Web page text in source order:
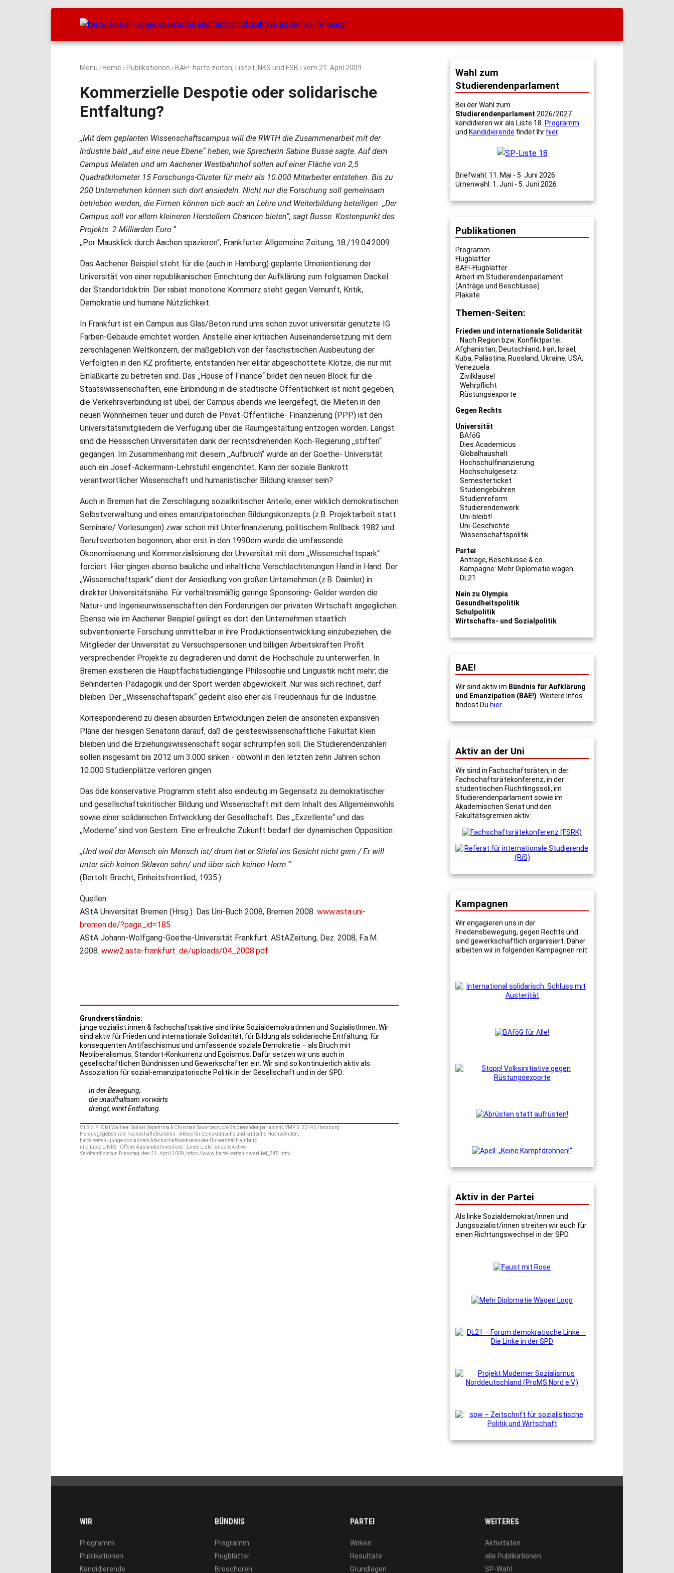
Menü Home › Publikationen › BAE!: harte zeiten, Liste LINKS und FSB › vom 21. April 2009
Kommerzielle Despotie oder solidarische
Entfaltung?
,,Mit dem geplanten Wissenschaftscampus will die RWTH die Zusammenarbeit mit der
Industrie bald ,,auf eine neue Ebene“ heben, wie Sprecherin Sabine Busse sagte. Auf dem
Campus Melaten und am Aachener Westbahnhof sollen auf einer Fläche von 2,5
Quadratkilometer 15 Forschungs-Cluster für mehr als 10.000 Mitarbeiter entstehen. Bis zu
200 Unternehmen können sich dort ansiedeln. Nicht nur die Forschung soll gemeinsam
betrieben werden, die Firmen können sich auch an Lehre und Weiterbildung beteiligen. ,,Der
Campus soll vor allem kleineren Herstellern Chancen bieten“, sagt Busse: Kostenpunkt des
Projekts: 2 Milliarden Euro.“
,,Per Mausklick durch Aachen spazieren“, Frankfurter Allgemeine Zeitung, 18./19.04.2009.
Das Aachener Beispiel steht für die (auch in Hamburg) geplante Umorientierung der
Universität von einer republikanischen Einrichtung der Aufklärung zum folgsamen Dackel
der Standortdoktrin. Der rabiat monotone Kommerz steht gegen Vernunft, Kritik,
Demokratie und humane Nützlichkeit.
In Frankfurt ist ein Campus aus Glas/Beton rund ums schon zuvor universitär genutzte IG
Farben-Gebäude errichtet worden. Anstelle einer kritischen Auseinandersetzung mit dem
zerschlagenen Weltkonzern, der maßgeblich von der faschistischen Ausbeutung der
Verfolgten in den KZ profitierte, entstanden hier elitär abgeschottete Klötze, die nur mit
Einlaßkarte zu betreten sind. Das ,,House of Finance“ bildet den neuen Block für die
Staatswissenschaften, eine Einbindung in die städtische Öffentlichkeit ist nicht gegeben,
die Verkehrsverbindung ist übel, der Campus abends wie leergefegt, die Mieten in den
neuen Wohnheimen teuer und durch die Privat-Öffentliche- Finanzierung (PPP) ist den
Universitätsmitgliedern die Verfügung über die Raumgestaltung entzogen worden. Längst
sind die Hessischen Universitäten dank der rechtsdrehenden Koch-Regierung ,,stiften“
gegangen. Im Zusammenhang mit diesem ,,Aufbruch“ wurde an der Goethe- Universität
auch ein Josef-Ackermann-Lehrstuhl eingerichtet. Kann der soziale Bankrott
verantwortlicher Wissenschaft und humanistischer Bildung krasser sein?
Auch in Bremen hat die Zerschlagung sozialkritischer Anteile, einer wirklich demokratischen
Selbstverwaltung und eines emanzipatorischen Bildungskonzepts (z.B. Projektarbeit statt
Seminare/ Vorlesungen) zwar schon mit Unterfinanzierung, politischem Rollback 1982 und
Berufsverboten begonnen, aber erst in den 1990ern wurde die umfassende
Ökonomisierung und Kommerzialisierung der Universität mit dem ,,Wissenschaftspark“
forciert. Hier gingen ebenso bauliche und inhaltliche Verschlechterungen Hand in Hand. Der
,,Wissenschaftspark“ dient der Ansiedlung von großen Unternehmen (z.B. Daimler) in
direkter Universitätsnähe. Für verhältnismäßig geringe Sponsoring- Gelder werden die
Natur- und Ingenieurwissenschaften den Forderungen der privaten Wirtschaft angeglichen.
Ebenso wie im Aachener Beispiel gelingt es dort den Unternehmen staatlich
subventionierte Forschung unmittelbar in ihre Produktionsentwicklung einzubeziehen, die
Mitglieder der Universität zu Versuchspersonen und billigen Arbeitskräften Profit
versprechender Projekte zu degradieren und damit die Hochschule zu unterwerfen. In
Bremen existieren die Hauptfachstudiengänge Philosophie und Linguistik nicht mehr; die
Behinderten-Pädagogik und der Sport werden abgewickelt. Nur was sich rechnet, darf
bleiben. Der ,,Wissenschaftspark“ gedeiht also eher als Freudenhaus für die Industrie.
Korrespondierend zu diesen absurden Entwicklungen zielen die ansonsten expansiven
Pläne der hiesigen Senatorin darauf, daß die geisteswissenschaftliche Fakultät klein
bleiben und die Erziehungswissenschaft sogar schrumpfen soll. Die Studierendenzahlen
sollen insgesamt bis 2012 um 3.000 sinken - obwohl in den letzten zehn Jahren schon
10.000 Studienplätze verloren gingen.
Das öde konservative Programm steht also eindeutig im Gegensatz zu demokratischer
und gesellschaftskritischer Bildung und Wissenschaft mit dem Inhalt des Allgemeinwohls
sowie einer solidarischen Entwicklung der Gesellschaft. Das ,,Exzellente“ und das
,,Moderne“ sind von Gestern. Eine erfreuliche Zukunft bedarf der dynamischen Opposition:
,,Und weil der Mensch ein Mensch ist/ drum hat er Stiefel ins Gesicht nicht gern./ Er will
unter sich keinen Sklaven sehn/ und über sich keinen Herrn.“
(Bertolt Brecht, Einheitsfrontlied, 1935.)
Quellen:
AStA Universität Bremen (Hrsg.): Das Uni-Buch 2008, Bremen 2008. www.asta.uni-
bremen.de/?page_id=185
AStA Johann-Wolfgang-Goethe-Universität Frankfurt: AStAZeitung, Dez. 2008, F.a.M.
2008. www2.asta-frankfurt .de/uploads/04_2008.pdf
Grundverständnis:
junge sozialist:innen & fachschaftsaktive sind linke SozialdemokratInnen und SozialistInnen. Wir
sind aktiv für Frieden und internationale Solidarität, für Bildung als solidarische Entfaltung, für
konsequenten Antifaschismus und umfassende soziale Demokratie – als Bruch mit
Neoliberalismus, Standort-Konkurrenz und Egoismus. Dafür setzen wir uns auch in
gesellschaftlichen Bündnissen und Gewerkschaften ein. Wir sind so kontinuierlich aktiv als
Assoziation für sozial-emanzipatorische Politik in der Gesellschaft und in der SPD:
In der Bewegung,
die unaufhaltsam vorwärts
drängt, wirkt Entfaltung.
V.i.S.d.P.: Olaf Walther, Golnar Sepehrnia & Christian Sauerbeck, c/o Studierendenparlament, VMP 5, 20146 Hamburg.
Herausgegeben von: FachschaftsBündnis - Aktive für demokratische und kritische Hochschulen,
harte zeiten - junge sozialisten & fachschaftsaktive an der Universität Hamburg
und Liste LINKS - Offene AusländerInnenliste . Linke Liste . andere Aktive
Veröffentlicht am Dienstag, den 21. April 2009, https://www.harte--zeiten.de/artikel_845.html
Wahl zum
Studierendenparlament
Bei der Wahl zum
Studierendenparlament 2026/2027
kandidieren wir als Liste 18. Programm
und Kandidierende findet Ihr hier.
Briefwahl: 11. Mai - 5. Juni 2026
Urnenwahl: 1. Juni - 5. Juni 2026
Publikationen
Programm
Flugblätter
BAE!-Flugblätter
Arbeit im Studierendenparlament
(Anträge und Beschlüsse)
Plakate
Themen-Seiten:
Frieden und internationale Solidarität
Nach Region bzw. Konfliktpartei:
Afghanistan, Deutschland, Iran, Israel ,
Kuba, Palästina, Russland, Ukraine, USA,
Venezuela
Zivilklausel
Wehrpflicht
Rüstungsexporte
Gegen Rechts
Universität
BAföG
Dies Academicus
Globalhaushalt
Hochschulfinanzierung
Hochschulgesetz
Semesterticket
Studiengebühren
Studienreform
Studierendenwerk
Uni-bleibt!
Uni-Geschichte
Wissenschaftspolitik
Partei
Anträge, Beschlüsse & co.
Kampagne: Mehr Diplomatie wagen
DL21
Nein zu Olympia
Gesundheitspolitik
Schulpolitik
Wirtschafts- und Sozialpolitik
BAE!
Wir sind aktiv im Bündnis für Aufklärung
und Emanzipation (BAE!) . Weitere Infos
findest Du hier.
Aktiv an der Uni
Wir sind in Fachschaftsräten, in der
Fachschaftsrätekonferenz, in der
studentischen Flüchtlingssoli, im
Studierendenparlament sowie im
Akademischen Senat und den
Fakultätsgremien aktiv:
Kampagnen
Wir engagieren uns in der
Friedensbewegung, gegen Rechts und
sind gewerkschaftlich organisiert. Daher
arbeiten wir in folgenden Kampagnen mit:
Aktiv in der Partei
Als linke Sozialdemokrat/innen und
Jungsozialist/innen streiten wir auch für
einen Richtungswechsel in der SPD.
WIR
Programm
Publikationen
Kandidierende
BÜNDNIS
Programm
Flugblätter
Broschüren
PARTEI
Wirken
Resultate
Grundlagen
WEITERES
Aktivitäten
alle Publikationen
SP-Wahl